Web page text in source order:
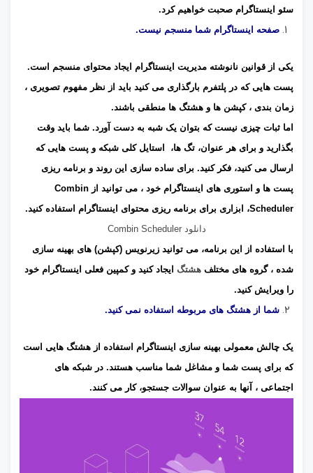
سئو اینستاگرام صحبت خواهیم کرد.
صفحه اینستاگرام شما منسجم نیست.
یکی از قوانین نانوشته مدیریت اینستاگرام ایجاد محتوای منسجم است.
پست هایی که در پلتفرم بارگذاری می کنید باید از نظر مفهوم تصویری ،
زمان بندی ، کپشن ها و هشتگ ها منطقی باشند.
اما ثبات چیزی نیست که بتوان یک شبه به دست آورد. شما باید وقت
بگذارید و برای هر عنوان، تگ ها، استایل کلی شبکه و پست هایی که
ارسال می کنید، فکر کنید. برای ساده سازی این روند و برنامه ریزی
پست ها و استوری های اینستاگرام خود ، می توانید از Combin
Scheduler، ابزاری برای برنامه ریزی محتوای اینستاگرام استفاده کنید.
دانلود Combin Scheduler
با استفاده از این برنامه، می توانید زیرنویس (کپشن) های بهینه سازی
شده ، گروه های مختلف هشتگایجاد کنید و کمپین فعلی اینستاگرام خود
را ویرایش کنید.
شما از هشتگ های مربوطه استفاده نمی کنید.
یک چالش معمولی بهینه سازی اینستاگرام استفاده از هشتگ هایی است
که برای پست شما و مشاغل شما مناسب هستند. در شبکه های
اجتماعی ، آنها به عنوان سوالات جستجو، کار می کنند.